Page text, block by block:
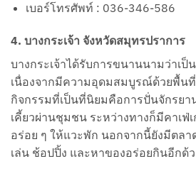
เบอร์โทรศัพท์ : 036-346-586
4. บางกระเจ้า จังหวัดสมุทรปราการ
บางกระเจ้าได้รับการขนานนามว่าเป็
เนื่องจากมีความอุดมสมบูรณ์ด้วยพื้น
กิจกรรมที่เป็นที่นิยมคือการปั่นจักรยา
เคี้ยวผ่านชุมชน ระหว่างทางก็มีคาเฟ่
อร่อย ๆ ให้แวะพัก นอกจากนี้ยังมีตลา
เล่น ช้อปปิ้ง และหาของอร่อยกินอีกด้